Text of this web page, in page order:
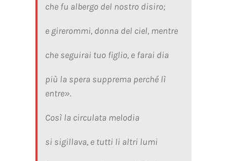
che fu albergo del nostro disiro;
e girerommi, donna del ciel, mentre
che seguirai tuo figlio, e farai dia
più la spera supprema perché lì
entre».
Così la circulata melodia
si sigillava, e tutti li altri lumi